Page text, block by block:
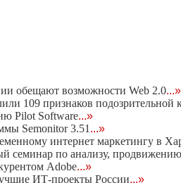
обещают возможности Web 2.0...»
109 признаков подозрительной
Pilot Software...»
Semonitor 3.51 ...»
интернет маркетингу в
семинар по анализу,
Adobe...»
ИТ-проекты России...»